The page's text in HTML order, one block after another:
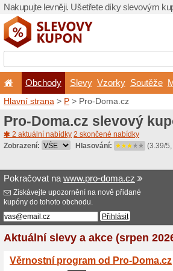
Nakupujte
Obchody
Hlavní strana>P